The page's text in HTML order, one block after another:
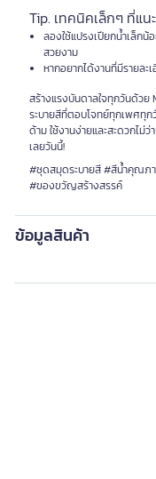
Tip. เทคนิคเล็กๆ ที่แน
ลองใช้แปรงเปียกน้ำเล็ก
สวยงาม
หากอยากได้งานที่มีรายล
สร้างแรงบันดาลใจทุกวันด้วย
ระบายสีที่ตอบโจทย์ทุกเพศทุก
ด้าม ใช้งานง่ายและสะดวกไ
เลยวันนี้!
#ชุดสมุดระบายสี #สีน้ำคุณภ
#ของขวัญสร้างสรรค์
ข้อมูลสินค้า